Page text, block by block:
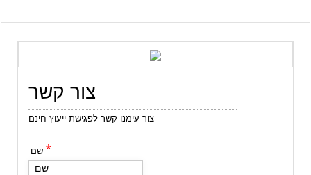
צור קשר
צור עימנו קשר לפגישת ייעוץ חינם
*
שם